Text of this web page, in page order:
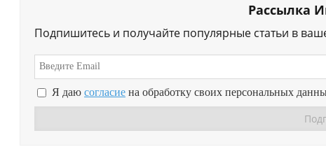
Рассылка
Подпишитесь и получайте популярные статьи в
Я даю согласие на обработку своих персональных